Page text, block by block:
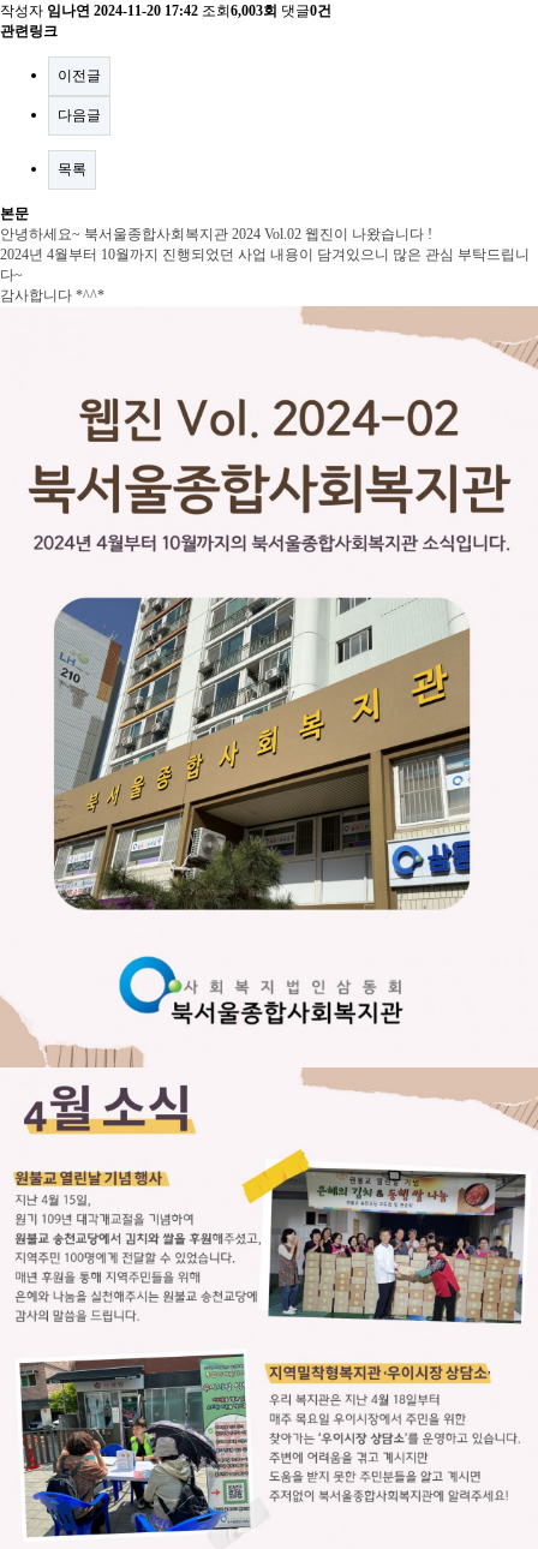
작성자 임나연 2024-11-20 17:42 조회 6,003회 댓글0건
관련링크
이전글
다음글
목록
본문
안녕하세요~ 북서울종합사회복지관 2024 Vol.02 웹진이 나왔습니다 !
2024년 4월부터 10월까지 진행되었던 사업 내용이 담겨있으니 많은 관심 부탁드립니
다~
감사합니다 *^^*